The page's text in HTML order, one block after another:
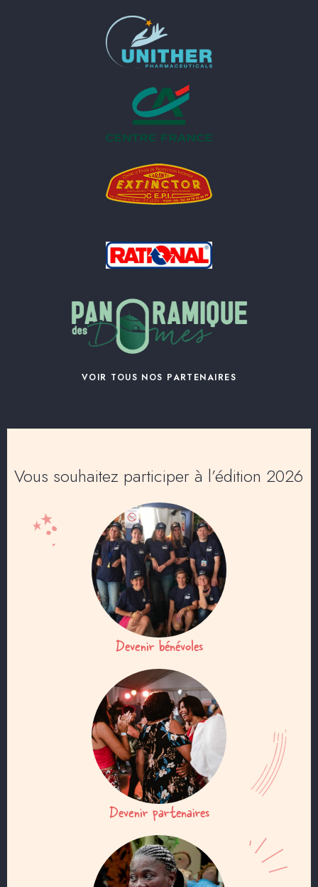
VOIR TOUS NOS PARTENAIRES
Vous souhaitez participer à l’édition 2026
Devenir bénévoles
Devenir partenaires